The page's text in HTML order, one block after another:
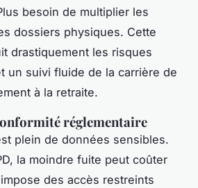
besoin de multiplier les
dossiers physiques. Cette
drastiquement les risques
un suivi fluide de la carrière de
à la retraite.
réglementaire
plein de données sensibles.
la moindre fuite peut coûter
des accès restreints